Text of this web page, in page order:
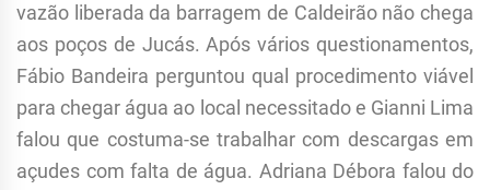
vazão liberada da barragem de Caldeirão não chega
aos poços de Jucás. Após vários questionamentos,
Fábio Bandeira perguntou qual procedimento viável
para chegar água ao local necessitado e Gianni Lima
falou que costuma-se trabalhar com descargas em
açudes com falta de água. Adriana Débora falou do